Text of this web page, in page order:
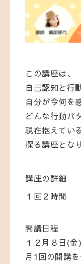
この講座は、
自己認知と行
自分が今何を
どんな行動パ
現在抱えてい
探る講座とな
講座の詳細
１回２時間
開講日程
１２月８日(
月1回の開講を